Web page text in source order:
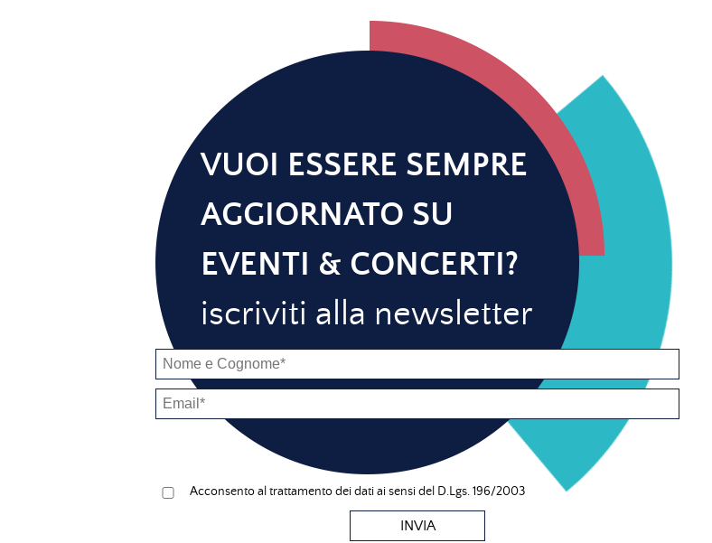
VUOI ESSERE SEMPRE
AGGIORNATO SU
EVENTI & CONCERTI?
iscriviti alla newsletter
Acconsento al trattamento dei dati ai sensi del D.Lgs. 196/2003
INVIA